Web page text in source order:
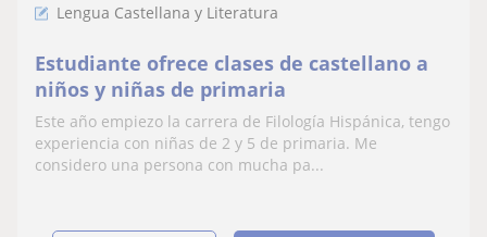
Lengua Castellana y Literatura
Estudiante ofrece clases de castellano a
niños y niñas de primaria
Este año empiezo la carrera de Filología Hispánica, tengo
experiencia con niñas de 2 y 5 de primaria. Me
considero una persona con mucha pa...